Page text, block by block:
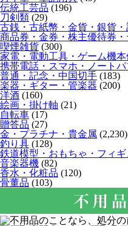
伝統工芸品 (196)
刀剣類 (29)
古銭・古紙幣・金貨・銀貨
商品券・金券・株主優待券・
喫煙雑貨 (300)
家電・電動工具・ゲーム機本
携帯電話・スマホ・ノートパ
普通・記念・中国切手 (183)
楽器・ギター・管楽器 (200)
洋酒 (160)
絵画・掛け軸 (21)
自転車 (17)
贈答品 (27)
金・プラチナ・貴金属 (2,230)
釣り具 (128)
鉄道模型・おもちゃ・フィ
音楽器機 (82)
香水・化粧品 (120)
骨董品 (103)